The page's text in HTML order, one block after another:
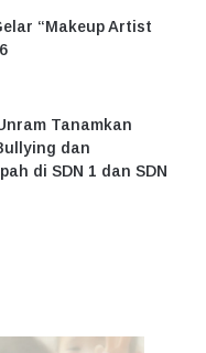
“Makeup Artist
Tanamkan
dan
di SDN 1 dan SDN